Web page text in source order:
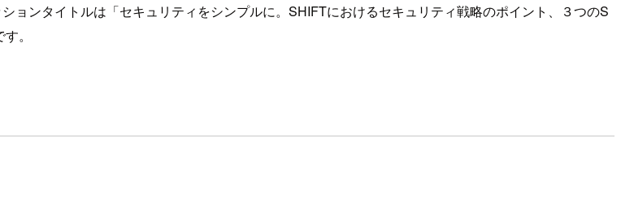
ョンタイトルは「セキュリティをシンプルに。SHIFTにおけるセキュリティ戦略のポイント、３つのS
。